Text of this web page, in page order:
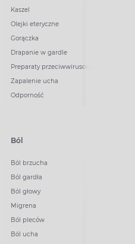
Kaszel
Olejki eteryczne
Gorączka
Drapanie w gardle
Preparaty przeciwwirusowe
Zapalenie ucha
Odporność
Ból
Ból brzucha
Ból gardła
Ból głowy
Migrena
Ból pleców
Ból ucha